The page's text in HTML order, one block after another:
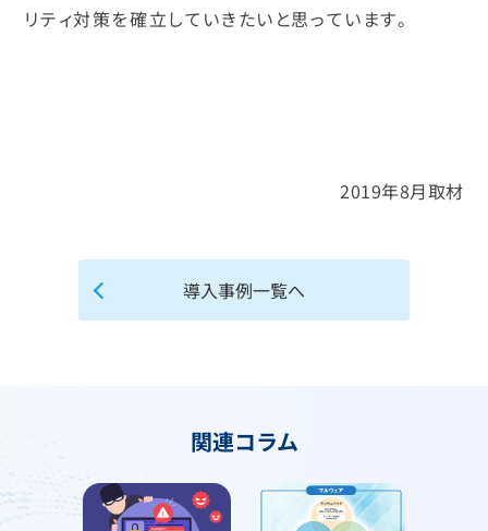
リティ対策を確立していきたいと思っています。
2019年8月取材
導入事例一覧へ
関連コラム